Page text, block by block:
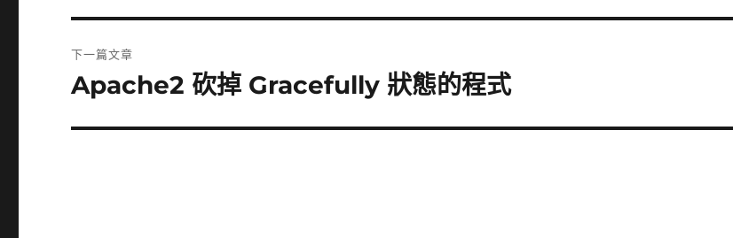
篇
文
下一篇文章
下
篇
Apache2 砍掉 Gracefully 狀態的程式